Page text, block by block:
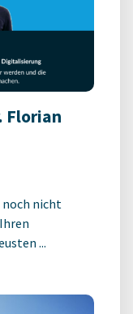
Florian
noch nicht
...